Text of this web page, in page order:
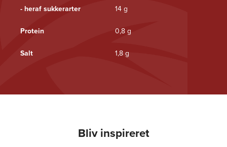
- heraf sukkerarter 14 g
Protein 0,8 g
Salt 1,8 g
Bliv inspireret